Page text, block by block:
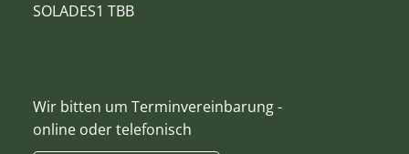
SOLADES1 TBB
Wir bitten um Terminvereinbarung -
online oder telefonisch